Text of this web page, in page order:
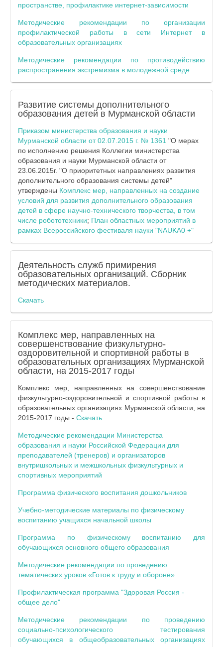
пространстве, профилактике интернет-зависимости
Методические рекомендации по организации
профилактической работы в сети Интернет в
образовательных организациях
Методические рекомендации по противодействию
распространения экстремизма в молодежной среде
Развитие системы дополнительного
образования детей в Мурманской области
Приказом министерства образования и науки
Мурманской области от 02.07.2015 г. № 1361 "О мерах
по исполнению решения Коллегии министерства
образования и науки Мурманской области от
23.06.2015г. "О приоритетных направлениях развития
дополнительного образования системы детей"
утверждены Комплекс мер, направленных на создание
условий для развития дополнительного образования
детей в сфере научно-технического творчества, в том
числе робототехники; План областных мероприятий в
рамках Всероссийского фестиваля науки "NAUKA0 +"
Деятельность служб примирения
образовательных организаций. Сборник
методических материалов.
Скачать
Комплекс мер, направленных на
совершенствование физкультурно-
оздоровительной и спортивной работы в
образовательных организациях Мурманской
области, на 2015-2017 годы
Комплекс мер, направленных на совершенствование
физкультурно-оздоровительной и спортивной работы в
образовательных организациях Мурманской области, на
2015-2017 годы - Скачать
Методические рекомендации Министерства
образования и науки Российской Федерации для
преподавателей (тренеров) и организаторов
внутришкольных и межшкольных физкультурных и
спортивных мероприятий
Программа физического воспитания дошкольников
Учебно-методические материалы по физическому
воспитанию учащихся начальной школы
Программа по физическому воспитанию для
обучающихся основного общего образования
Методические рекомендации по проведению
тематических уроков «Готов к труду и обороне»
Профилактическая программа "Здоровая Россия -
общее дело"
Методические рекомендации по проведению
социально-психологического тестирования
обучающихся в общеобразовательных организациях